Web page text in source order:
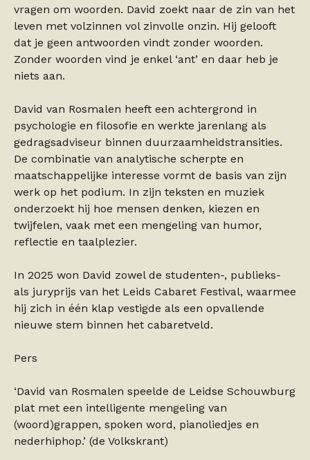
vragen om woorden. David zoekt naar de zin van het
leven met volzinnen vol zinvolle onzin. Hij gelooft
dat je geen antwoorden vindt zonder woorden.
Zonder woorden vind je enkel ‘ant’ en daar heb je
niets aan.
David van Rosmalen heeft een achtergrond in
psychologie en filosofie en werkte jarenlang als
gedragsadviseur binnen duurzaamheidstransities.
De combinatie van analytische scherpte en
maatschappelijke interesse vormt de basis van zijn
werk op het podium. In zijn teksten en muziek
onderzoekt hij hoe mensen denken, kiezen en
twijfelen, vaak met een mengeling van humor,
reflectie en taalplezier.
In 2025 won David zowel de studenten-, publieks-
als juryprijs van het Leids Cabaret Festival, waarmee
hij zich in één klap vestigde als een opvallende
nieuwe stem binnen het cabaretveld.
Pers
‘David van Rosmalen speelde de Leidse Schouwburg
plat met een intelligente mengeling van
(woord)grappen, spoken word, pianoliedjes en
nederhiphop.’ (de Volkskrant)